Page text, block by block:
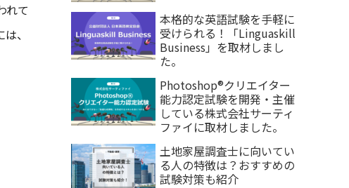
れて
、
本格的な英語試験を手軽に
受けられる！「Linguaskill
Business」を取材しまし
た。
Photoshop®クリエイター
能力認定試験を開発・主催
している株式会社サーティ
ファイに取材しました。
土地家屋調査士に向いてい
る人の特徴は？おすすめの
試験対策も紹介